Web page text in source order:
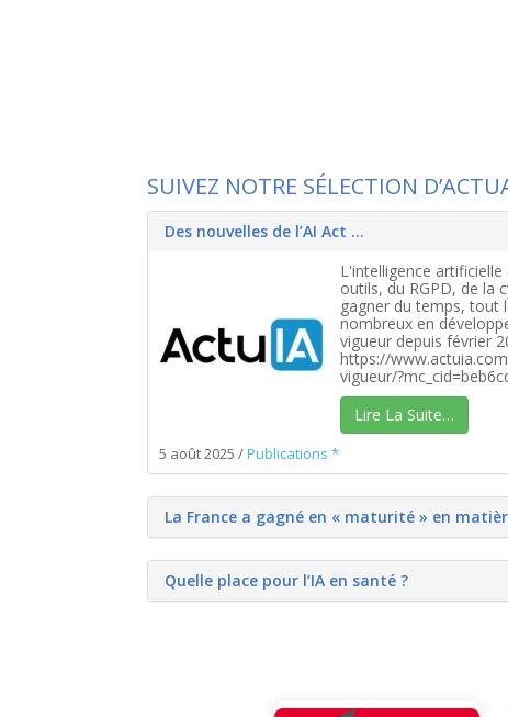
SUIVEZ NOTRE SÉLECTION
Des nouvelles de l’AI Act …
L'intelligence
outils, du RGPD, de la
gagner du temps, tout
nombreux en
vigueur depuis février
https://
vigueur/
Lire La Suite…
5 août 2025 /Publications *
La France a gagné en « maturité » en
Quelle place pour l’IA en santé ?